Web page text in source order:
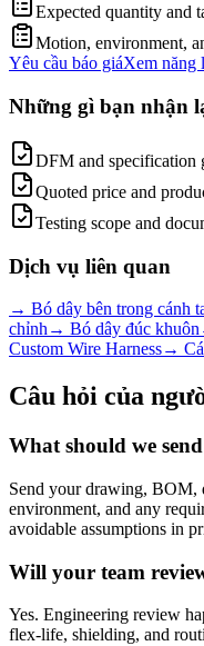
Expected quantity and
Motion, environment,
Yêu cầu báo giáXem năng
Những gì bạn nhận
DFM and specification
Quoted price and
Testing scope and
Dịch vụ liên quan
→ Bó dây bên trong cánh
chỉnh → Bó dây đúc khuôn
Custom Wire Harness→
Câu hỏi của
What should we
Send your drawing, BOM,
environment, and any
avoidable assumptions in
Will your team
Yes. Engineering review
flex-life, shielding, and